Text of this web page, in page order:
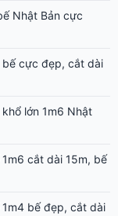
Nhật Bản cực
bế cực đẹp, cắt dài
lớn 1m6 Nhật
cắt dài 15m, bế
bế đẹp, cắt dài